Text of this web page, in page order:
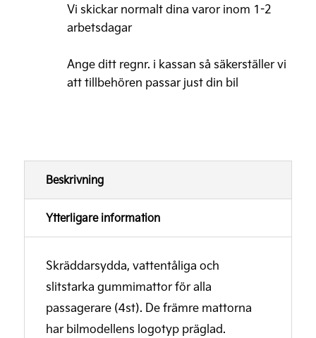
Vi skickar normalt dina varor inom 1-2
arbetsdagar
Ange ditt regnr. i kassan så säkerställer vi
att tillbehören passar just din bil
Beskrivning
Ytterligare information
Skräddarsydda, vattentåliga och
slitstarka gummimattor för alla
passagerare (4st). De främre mattorna
har bilmodellens logotyp präglad.